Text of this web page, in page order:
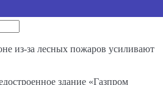
из-за лесных пожаров усиливают
здание «Газпром